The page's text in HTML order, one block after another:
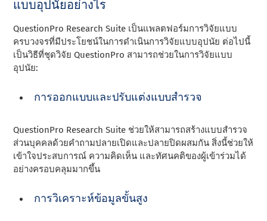
แบบอุปนัยอย่างไร
QuestionPro Research Suite เป็นแพลตฟอร์มการวิจัยแบบ
ครบวงจรที่มีประโยชน์ในการดําเนินการวิจัยแบบอุปนัย ต่อไปนี้
เป็นวิธีที่ชุดวิจัย QuestionPro สามารถช่วยในการวิจัยแบบ
อุปนัย:
การออกแบบและปรับแต่งแบบสํารวจ
QuestionPro Research Suite ช่วยให้สามารถสร้างแบบสํารวจ
ส่วนบุคคลด้วยคําถามปลายเปิดและปลายปิดผสมกัน สิ่งนี้ช่วยให้
เข้าใจประสบการณ์ ความคิดเห็น และทัศนคติของผู้เข้าร่วมได้
อย่างครอบคลุมมากขึ้น
การวิเคราะห์ข้อมูลขั้นสูง